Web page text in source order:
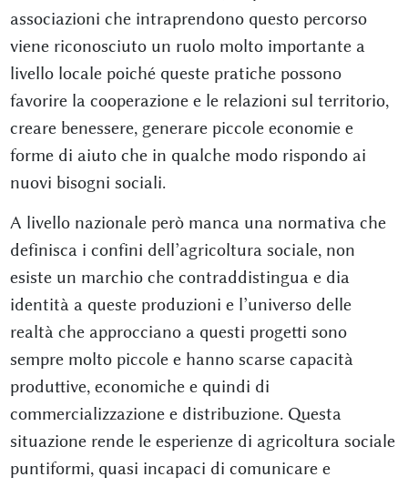
associazioni che intraprendono questo percorso
viene riconosciuto un ruolo molto importante a
livello locale poiché queste pratiche possono
favorire la cooperazione e le relazioni sul territorio,
creare benessere, generare piccole economie e
forme di aiuto che in qualche modo rispondo ai
nuovi bisogni sociali.
A livello nazionale però manca una normativa che
definisca i confini dell’agricoltura sociale, non
esiste un marchio che contraddistingua e dia
identità a queste produzioni e l’universo delle
realtà che approcciano a questi progetti sono
sempre molto piccole e hanno scarse capacità
produttive, economiche e quindi di
commercializzazione e distribuzione. Questa
situazione rende le esperienze di agricoltura sociale
puntiformi, quasi incapaci di comunicare e